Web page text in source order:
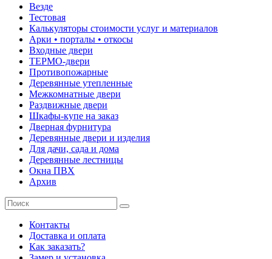
Везде
Тестовая
Калькуляторы стоимости услуг и материалов
Арки • порталы • откосы
Входные двери
ТЕРМО-двери
Противопожарные
Деревянные утепленные
Межкомнатные двери
Раздвижные двери
Шкафы-купе на заказ
Дверная фурнитура
Деревянные двери и изделия
Для дачи, сада и дома
Деревянные лестницы
Окна ПВХ
Архив
Контакты
Доставка и оплата
Как заказать?